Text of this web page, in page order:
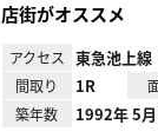
店街がオススメ
アクセス 東急池上線
間取り 1R
築年数 1992年 5